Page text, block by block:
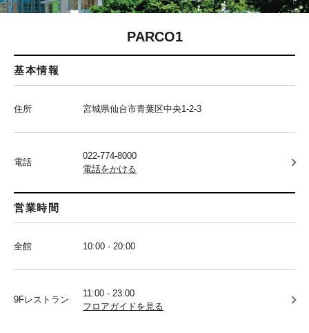
PARCO1
基本情報
住所 宮城県仙台市青葉区中央1-2-3
電話
022-774-8000
電話をかける
営業時間
全館 10:00 - 20:00
9Fレストラン
11:00 - 23:00
フロアガイドを見る